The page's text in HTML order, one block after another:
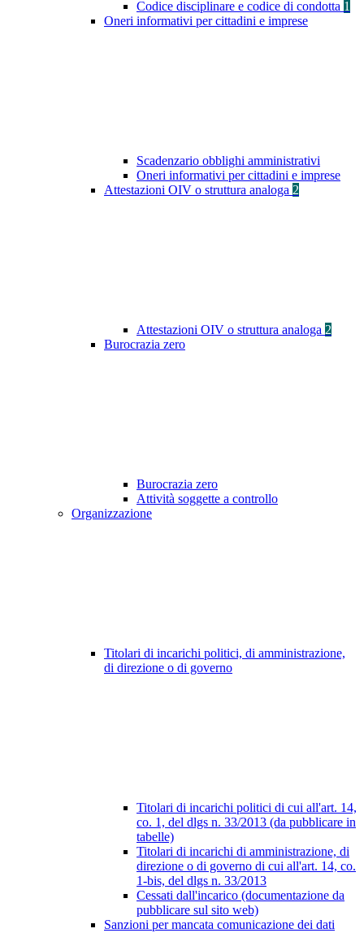
Codice disciplinare e codice di condotta 1
Oneri informativi per cittadini e imprese
Scadenzario obblighi amministrativi
Oneri informativi per cittadini e imprese
Attestazioni OIV o struttura analoga 2
Attestazioni OIV o struttura analoga 2
Burocrazia zero
Burocrazia zero
Attività soggette a controllo
Organizzazione
Titolari di incarichi politici, di amministrazione,
di direzione o di governo
Titolari di incarichi politici di cui all'art. 14,
co. 1, del dlgs n. 33/2013 (da pubblicare in
tabelle)
Titolari di incarichi di amministrazione, di
direzione o di governo di cui all'art. 14, co.
1-bis, del dlgs n. 33/2013
Cessati dall'incarico (documentazione da
pubblicare sul sito web)
Sanzioni per mancata comunicazione dei dati